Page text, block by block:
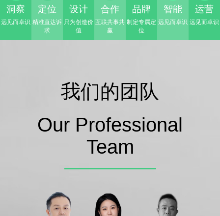
洞察
远见而卓识
定位
精准直达诉
求
设计
只为创造价
值
合作
互联共事共
赢
品牌
制定专属定
位
智能
远见而卓识
运营
远见而卓识
我们的团队
Our Professional
Team